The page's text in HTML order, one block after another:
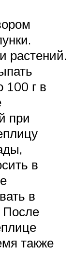
растений.
100 г в
при
в
в
После
также